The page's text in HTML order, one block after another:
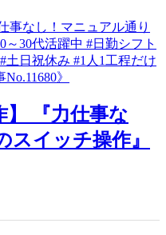
】 『力仕事な
スイッチ操作』